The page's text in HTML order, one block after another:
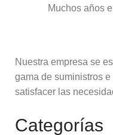
Muchos años
Nuestra empresa se
gama de suministros
satisfacer las
Categorías